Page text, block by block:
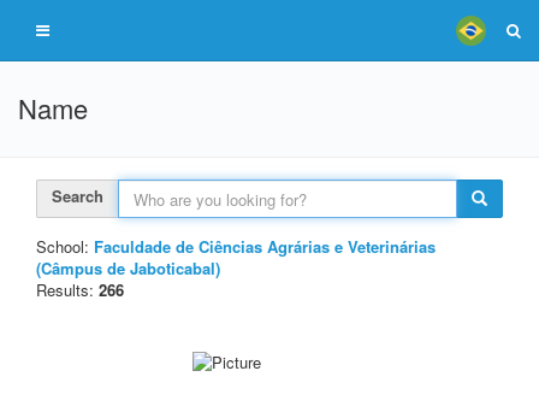
Name
Search
School: Faculdade de Ciências Agrárias e Veterinárias
(Câmpus de Jaboticabal)
Results: 266